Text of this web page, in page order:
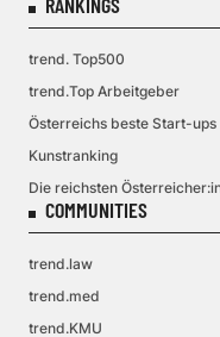
trend. Top500
trend.Top Arbeitgeber
Österreichs beste Start-ups
Kunstranking
Die reichsten
COMMUNITIES
trend.law
trend.med
trend.KMU